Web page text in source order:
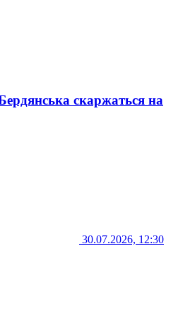
скаржаться на
30.07.2026, 12:30